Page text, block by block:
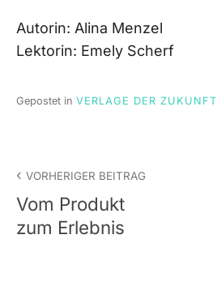
Autorin: Alina Menzel
Lektorin: Emely Scherf
Gepostet in VERLAGE DER ZUKUNFT
Navigation
VORHERIGER BEITRAG
Vom Produkt
zum Erlebnis